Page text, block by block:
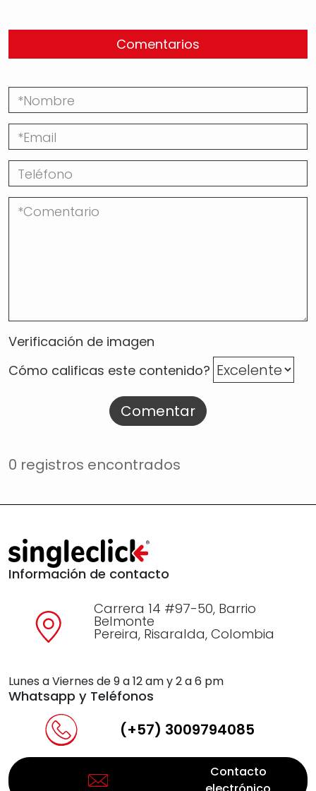
Comentarios
Verificación de imagen
Cómo calificas este contenido?
Comentar
0 registros encontrados
Información de contacto
Carrera 14 #97-50, Barrio
Belmonte
Pereira, Risaralda, Colombia
Lunes a Viernes de 9 a 12 am y 2 a 6 pm
Whatsapp y Teléfonos
(+57) 3009794085
Contacto